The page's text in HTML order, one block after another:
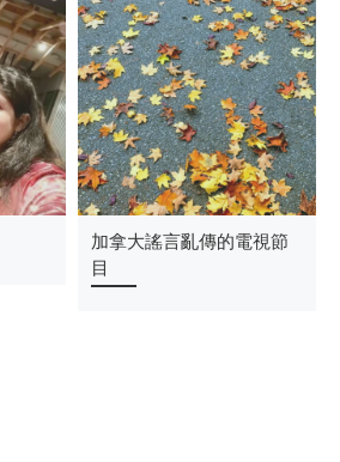
看TLC到美國結婚去-做惡
夢
加拿大謠言亂傳的電視節
目